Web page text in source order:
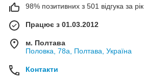
98% позитивних з 501 відгука за рік
Працює з 01.03.2012
м. Полтава
Половка, 78а, Полтава, Україна
Контакти